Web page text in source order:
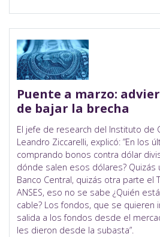
Puente a marzo:
de bajar la brecha
El jefe de research del Instituto de
Leandro Ziccarelli, explicó: ”En los
comprando bonos contra dólar
dónde salen esos dólares? Quizás
Banco Central, quizás otra parte el
ANSES, eso no se sabe ¿Quién
cable? Los fondos, que se quieren
salida a los fondos desde el
les dieron desde la subasta”.